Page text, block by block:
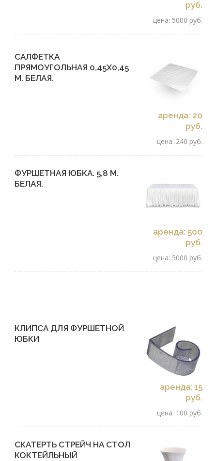
руб.
цена: 5000 руб.
САЛФЕТКА
ПРЯМОУГОЛЬНАЯ 0,45Х0,45
М. БЕЛАЯ.
аренда: 20
руб.
цена: 240 руб.
ФУРШЕТНАЯ ЮБКА. 5,8 М.
БЕЛАЯ.
аренда: 500
руб.
цена: 5000 руб.
КЛИПСА ДЛЯ ФУРШЕТНОЙ
ЮБКИ
аренда: 15
руб.
цена: 100 руб.
СКАТЕРТЬ СТРЕЙЧ НА СТОЛ
КОКТЕЙЛЬНЫЙ